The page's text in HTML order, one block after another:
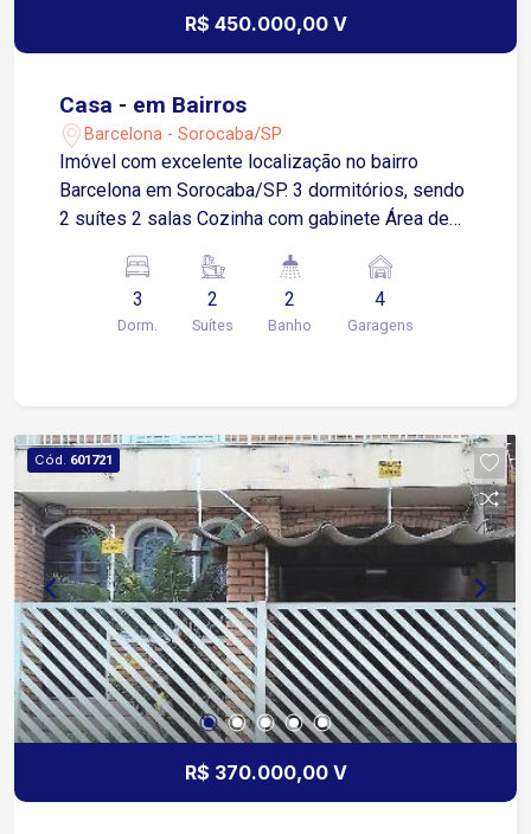
R$ 450.000,00 V
Casa - em Bairros
Barcelona - Sorocaba/SP
Imóvel com excelente localização no bairro
Barcelona em Sorocaba/SP. 3 dormitórios, sendo
2 suítes 2 salas Cozinha com gabinete Área de
Espaço gourmet com churrasqueira Quarto de
serviço 4 vagas de garagem, sendo 1 coberta
Quintal grande Edícula com 1 cômodo, banheiro e
3
Dorm.
2
Suítes
2
Banho
4
Garagens
Cód. 601721
R$ 370.000,00 V